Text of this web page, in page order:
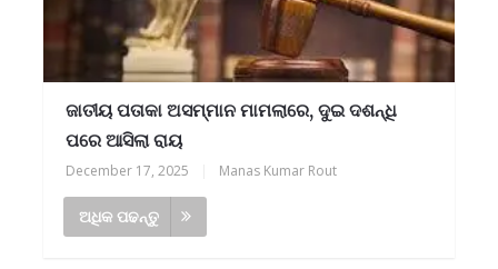
ଜାତୀୟ ପତାକା ଅସମ୍ମାନ ମାମଲାରେ, ଦୁଇ ଦଶନ୍ଧି
ପରେ ଆସିଲା ରାୟ
December 17, 2025 Manas Kumar Rout
ଅଧିକ ପଢନ୍ତୁ